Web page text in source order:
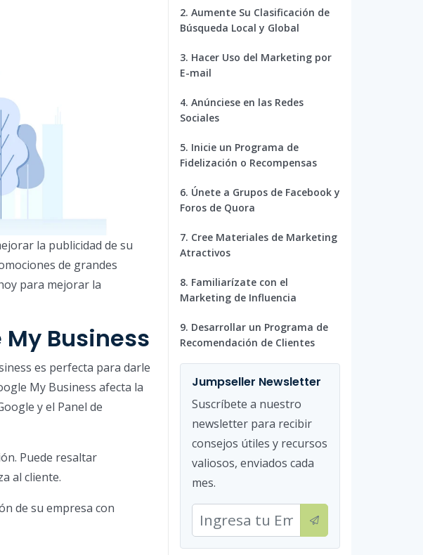
la publicidad de su
de grandes
para mejorar la
My Business
es perfecta para darle
My Business afecta la
y el Panel de
Puede resaltar
al cliente.
de su empresa con
2. Aumente Su Clasificación de
Búsqueda Local y Global
3. Hacer Uso del Marketing por
E-mail
4. Anúnciese en las Redes
Sociales
5. Inicie un Programa de
Fidelización o Recompensas
6. Únete a Grupos de Facebook y
Foros de Quora
7. Cree Materiales de Marketing
Atractivos
8. Familiarízate con el
Marketing de Influencia
9. Desarrollar un Programa de
Recomendación de Clientes
Jumpseller Newsletter
Suscríbete a nuestro
newsletter para recibir
consejos útiles y recursos
valiosos, enviados cada
mes.